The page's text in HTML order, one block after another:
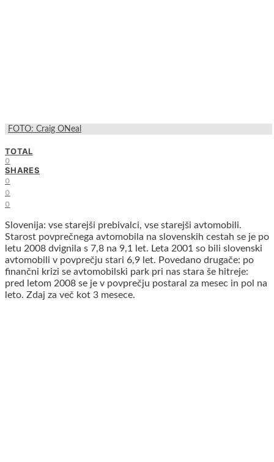
FOTO: Craig ONeal
TOTAL
0
SHARES
0
0
0
Slovenija: vse starejši prebivalci, vse starejši avtomobili.
Starost povprečnega avtomobila na slovenskih cestah se je po
letu 2008 dvignila s 7,8 na 9,1 let. Leta 2001 so bili slovenski
avtomobili v povprečju stari 6,9 let. Povedano drugače: po
finančni krizi se avtomobilski park pri nas stara še hitreje:
pred letom 2008 se je v povprečju postaral za mesec in pol na
leto. Zdaj za več kot 3 mesece.